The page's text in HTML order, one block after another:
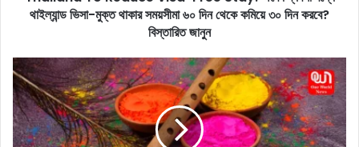
u
c
e
V
i
থাইল্যান্ড ভিসা-মুক্ত থাকার সময়সীমা ৬০ দিন থেকে কমিয়ে ৩০ দিন করবে?
বিস্তারিত জানুন
R
n
g
P